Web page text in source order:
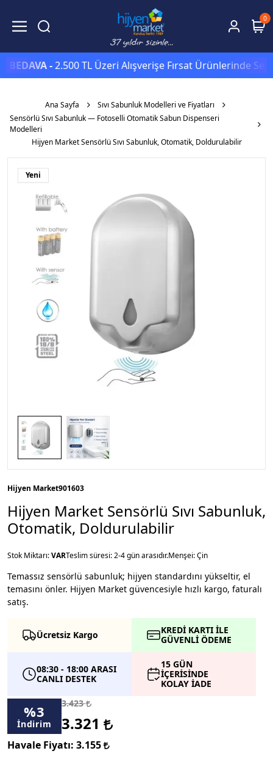
0
-2.500 TL Üzeri Alışverişe Fırsat Ürünlerinde Sepette
Ana Sayfa
Sıvı Sabunluk Modelleri ve Fiyatları
Sensörlü Sıvı Sabunluk — Fotoselli Otomatik Sabun Dispenseri
Modelleri
Hijyen Market Sensörlü Sıvı Sabunluk, Otomatik, Doldurulabilir
Yeni
Hijyen Market901603
Hijyen Market Sensörlü Sıvı Sabunluk,
Otomatik, Doldurulabilir
Stok Miktarı:VARTeslim süresi: 2-4 gün arasıdır.Menşei: Çin
Temassız sensörlü sabunluk; hijyen standardını yükseltir, el
temasını önler. Hijyen Market güvencesiyle hızlı kargo, faturalı
satış.
Ücretsiz Kargo
KREDİ KARTI İLE
GÜVENLİ ÖDEME
08:30 - 18:00 ARASI
CANLI DESTEK
15 GÜN
İÇERİSİNDE
KOLAY İADE
%3
İndirim
3.423
3.321
Havale Fiyatı: 3.155